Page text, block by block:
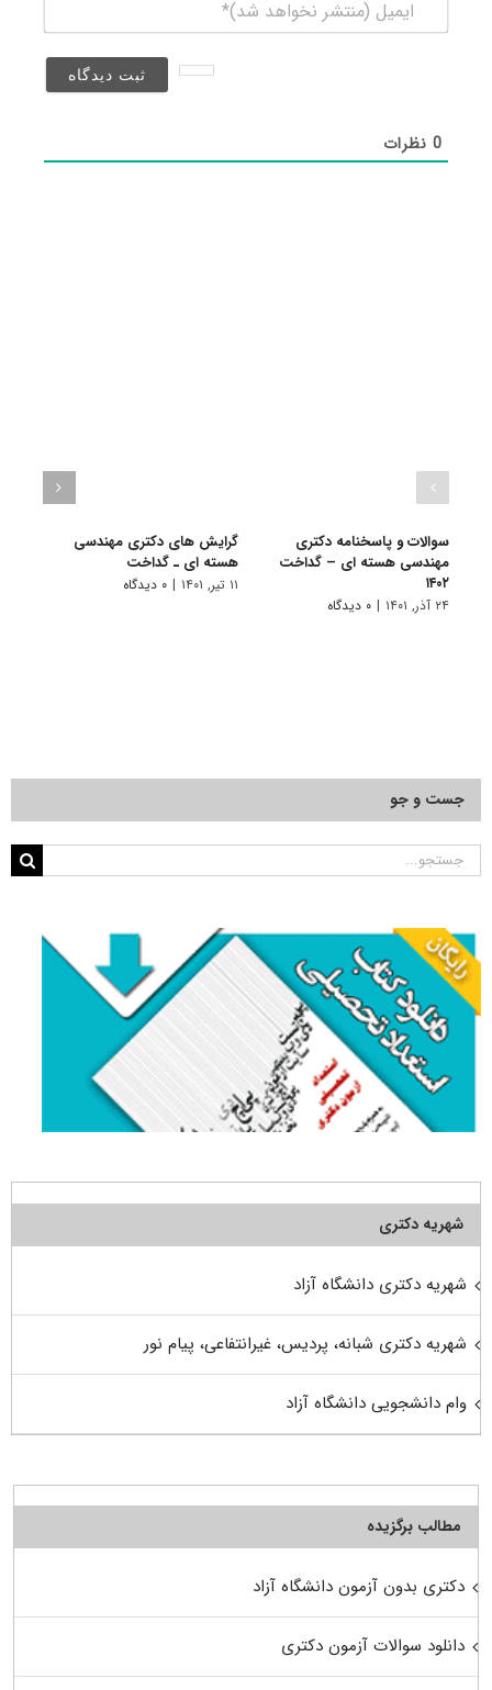
(منتشر
0نظرات
سوالات و پاسخنامه دکتری
مهندسی هسته ای – گداخت
۱۴۰۲
۲۴ آذر, ۱۴۰۱ | ۰ دیدگاه
گرایش های دکتری مهندسی
هسته ای ـ ﮔﺪاﺧﺖ
۱۱ تیر, ۱۴۰۱ | ۰ دیدگاه
جست و جو
جستجو
شهریه دکتری
شهریه دکتری دانشگاه آزاد
شهریه دکتری شبانه، پردیس، غیرانتفاعی، پیام نور
وام دانشجویی دانشگاه آزاد
مطالب برگزیده
دکتری بدون آزمون دانشگاه آزاد
دانلود سوالات آزمون دکتری